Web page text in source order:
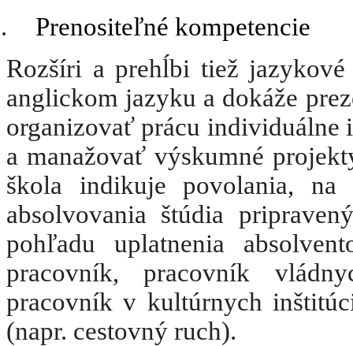
Prenositeľné kompetencie
Rozšíri a prehĺbi tiež
anglickom jazyku a dokáže
organizovať prácu
a manažovať výskumné
škola indikuje povolania,
absolvovania štúdia
pohľadu uplatnenia
pracovník, pracovník
pracovník v kultúrnych
(napr. cestovný ruch).